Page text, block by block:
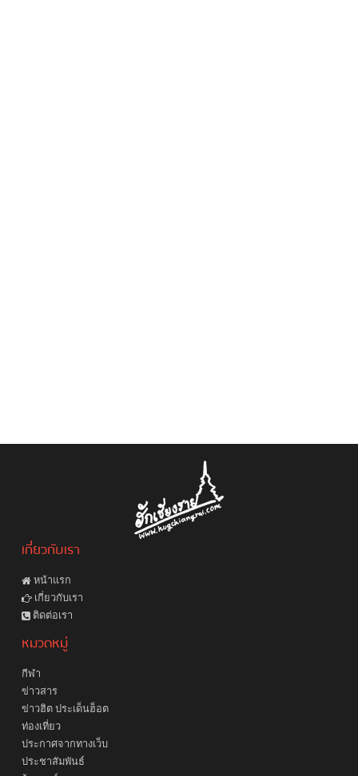
เกี่ยวกับเรา
หน้าแรก
เกี่ยวกับเรา
ติดต่อเรา
หมวดหมู่
กีฬา
ข่าวสาร
ข่าวฮิต ประเด็นฮ็อต
ท่องเที่ยว
ประกาศจากทางเว็บ
ประชาสัมพันธ์